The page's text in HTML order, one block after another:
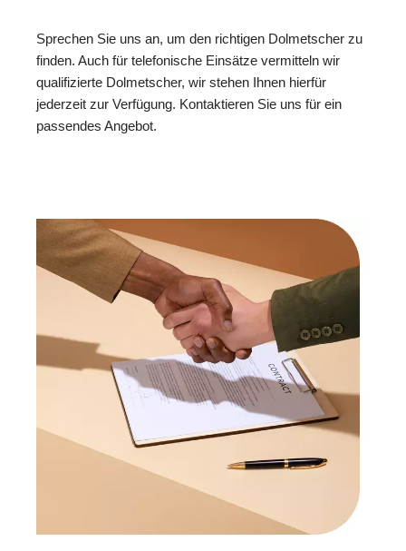
Sprechen Sie uns an, um den richtigen Dolmetscher zu
finden. Auch für telefonische Einsätze vermitteln wir
qualifizierte Dolmetscher, wir stehen Ihnen hierfür
jederzeit zur Verfügung. Kontaktieren Sie uns für ein
passendes Angebot.